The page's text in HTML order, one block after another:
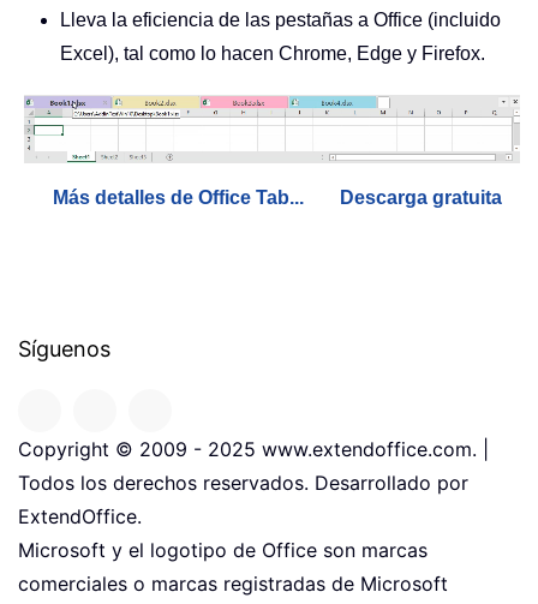
Lleva la eficiencia de las pestañas a Office (incluido
Excel), tal como lo hacen Chrome, Edge y Firefox.
Más detalles de Office Tab... Descarga gratuita
Síguenos
Copyright © 2009 - 2025 www.extendoffice.com. |
Todos los derechos reservados. Desarrollado por
ExtendOffice.
Microsoft y el logotipo de Office son marcas
comerciales o marcas registradas de Microsoft